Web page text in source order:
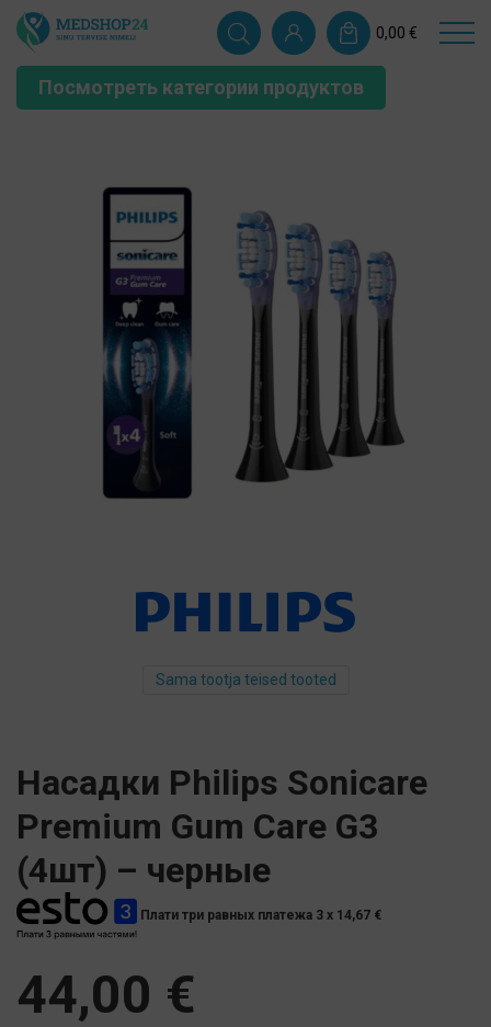
0,00 €
Посмотреть категории продуктов
Sama tootja teised tooted
Насадки Philips Sonicare
Premium Gum Care G3
(4шт) – черные
Плати три равных платежа 3 x 14,67 €
44,00 €